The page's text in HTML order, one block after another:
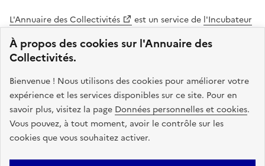
À propos des cookies sur l'Annuaire des
Collectivités.
Bienvenue ! Nous utilisons des cookies pour améliorer votre
expérience et les services disponibles sur ce site. Pour en
savoir plus, visitez la page Données personnelles et cookies.
Vous pouvez, à tout moment, avoir le contrôle sur les
cookies que vous souhaitez activer.
L'Annuaire des Collectivités est un service de l'Incubateur
Cohésion des Territoires
. Le code source de ce site web
est disponible en licence libre. Le design de ce site est conçu
avec le système de design de l’État.
legifrance.gouv.fr
info.gouv.fr
service-public.gouv.fr
data.gouv.fr
Plan du site Accessibilite : non conforme Mentions légales